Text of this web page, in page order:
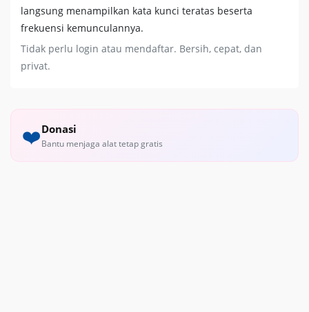
langsung menampilkan kata kunci teratas beserta
frekuensi kemunculannya.
Tidak perlu login atau mendaftar. Bersih, cepat, dan
privat.
❤️Donasi
Bantu menjaga alat tetap gratis